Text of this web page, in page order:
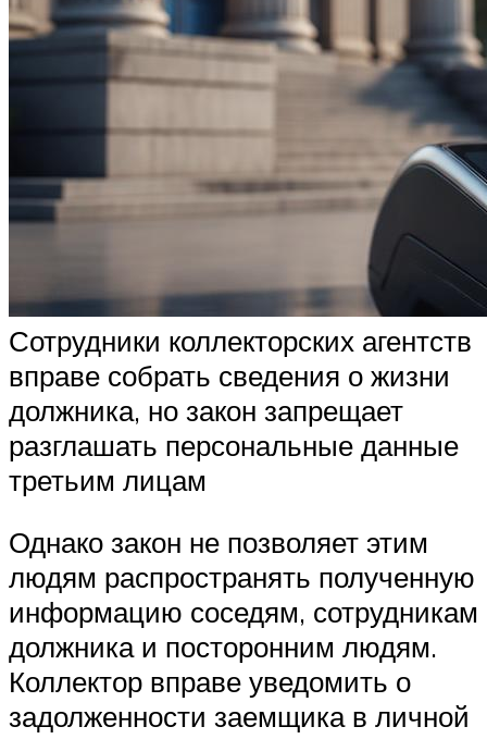
Сотрудники коллекторских агентств
вправе собрать сведения о жизни
должника, но закон запрещает
разглашать персональные данные
третьим лицам
Однако закон не позволяет этим
людям распространять полученную
информацию соседям, сотрудникам
должника и посторонним людям.
Коллектор вправе уведомить о
задолженности заемщика в личной